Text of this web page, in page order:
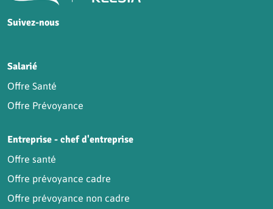
Suivez-nous
Salarié
Offre Santé
Offre Prévoyance
Entreprise - chef d'entreprise
Offre santé
Offre prévoyance cadre
Offre prévoyance non cadre